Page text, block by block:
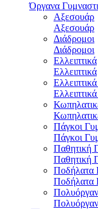
Όργανα
Αξεσουάρ
Αξεσουάρ
Διάδρομοι
Διάδρομοι
Ελλειπτικά
Ελλειπτικά
Πάγκοι
Πάγκοι
Παθητική
Παθητική
Ποδήλατα
Ποδήλατα